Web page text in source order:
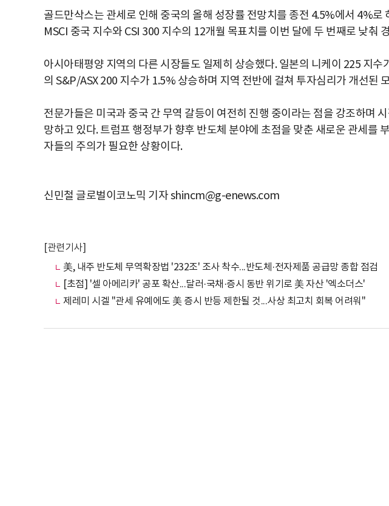
골드만삭스는 관세로 인해 중국의 올해 성장률 전망치를 종전 4.5%에서 4%로
MSCI 중국 지수와 CSI 300 지수의 12개월 목표치를 이번 달에 두 번째로 낮춰
아시아태평양 지역의 다른 시장들도 일제히 상승했다. 일본의 니케이 225 지
의 S&P/ASX 200 지수가 1.5% 상승하며 지역 전반에 걸쳐 투자심리가 개선된
전문가들은 미국과 중국 간 무역 갈등이 여전히 진행 중이라는 점을 강조하며
망하고 있다. 트럼프 행정부가 향후 반도체 분야에 초점을 맞춘 새로운 관세를
자들의 주의가 필요한 상황이다.
신민철 글로벌이코노믹 기자 shincm@g-enews.com
[관련기사]
美, 내주 반도체 무역확장법 '232조' 조사 착수...반도체·전자제품 공급망 종합 점검
[초점] '셀 아메리카' 공포 확산... 달러·국채·증시 동반 위기로 美 자산 '엑소더스'
제레미 시겔 "관세 유예에도 美 증시 반등 제한될 것...사상 최고치 회복 어려워"